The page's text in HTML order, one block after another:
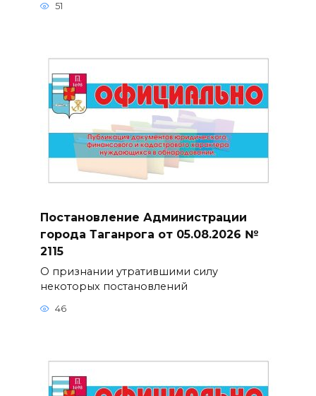
51
Постановление Администрации
города Таганрога от 05.08.2026 №
2115
О признании утратившими силу
некоторых постановлений
46